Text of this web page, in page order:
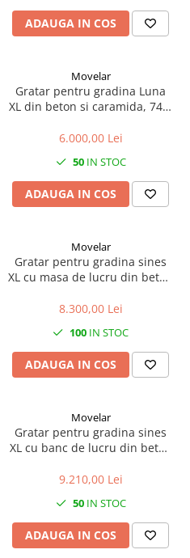
ADAUGA IN COS
Movelar
Gratar pentru gradina Luna
XL din beton si caramida, 74 ×
6.000,00 Lei
50IN STOC
ADAUGA IN COS
Movelar
Gratar pentru gradina sines
XL cu masa de lucru din beton
cm
8.300,00 Lei
100 IN STOC
ADAUGA IN COS
Movelar
Gratar pentru gradina sines
XL cu banc de lucru din beton
cm
9.210,00 Lei
50IN STOC
ADAUGA IN COS